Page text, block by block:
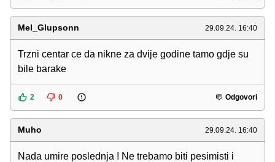
Mel_Glupsonn 29.09.24. 16:40
Trzni centar ce da nikne za dvije godine tamo gdje su
bile barake
2 0 Odgovori
Muho 29.09.24. 16:40
Nada umire poslednja ! Ne trebamo biti pesimisti i